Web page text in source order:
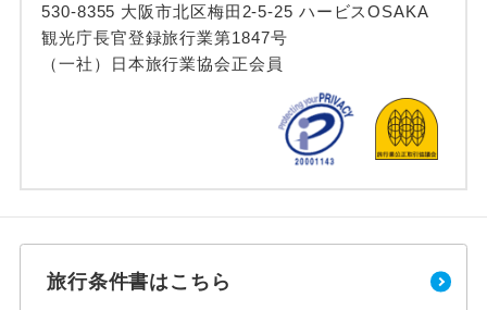
530-8355 大阪市北区梅田2-5-25 ハービスOSAKA
観光庁長官登録旅行業第1847号
（一社）日本旅行業協会正会員
旅行条件書はこちら